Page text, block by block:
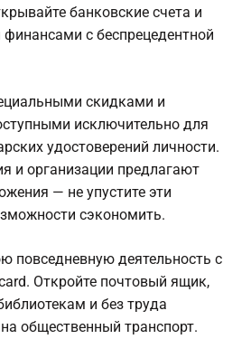
банковские счета и
с беспрецедентной
скидками и
исключительно для
удостоверений личности.
и организации предлагают
— не упустите эти
сэкономить.
повседневную деятельность с
Откройте почтовый ящик,
и без труда
общественный транспорт.